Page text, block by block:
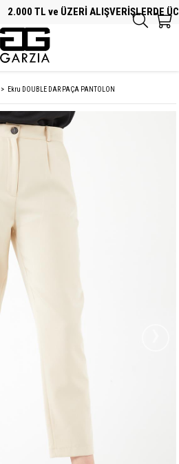
2.000 TL ve ÜZERİ ALIŞVERİŞLERDE
Ekru DOUBLE DAR PAÇA PANTOLON